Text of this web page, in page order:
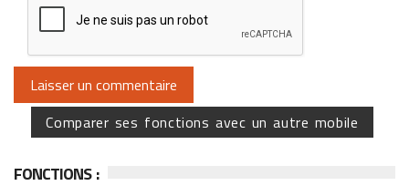
Comparer ses fonctions avec un autre mobile
FONCTIONS :